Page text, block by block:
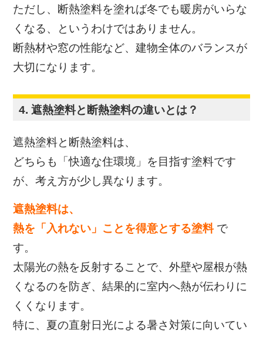
ただし、断熱塗料を塗れば冬でも暖房がいらな
くなる、というわけではありません。
断熱材や窓の性能など、建物全体のバランスが
大切になります。
4. 遮熱塗料と断熱塗料の違いとは？
遮熱塗料と断熱塗料は、
どちらも「快適な住環境」を目指す塗料です
が、考え方が少し異なります。
遮熱塗料は、
熱を「入れない」ことを得意とする塗料で
す。
太陽光の熱を反射することで、外壁や屋根が熱
くなるのを防ぎ、結果的に室内へ熱が伝わりに
くくなります。
特に、夏の直射日光による暑さ対策に向いてい